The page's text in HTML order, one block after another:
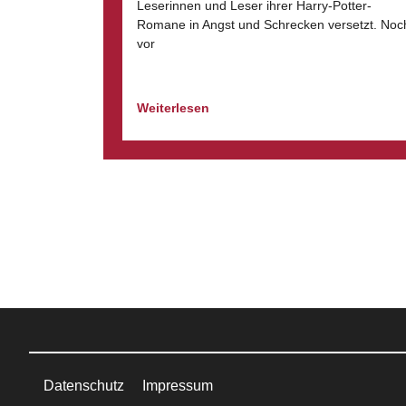
Leserinnen und Leser ihrer Harry-Potter-
Romane in Angst und Schrecken versetzt.
vor
Weiterlesen
Datenschutz Impressum